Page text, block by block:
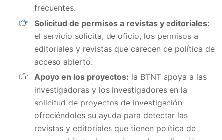
frecuentes.
Solicitud de permisos a revistas y editoriales:
el servicio solicita, de oficio, los permisos a
editoriales y revistas que carecen de política de
acceso abierto.
Apoyo en los proyectos: la BTNT apoya a las
investigadoras y los investigadores en la
solicitud de proyectos de investigación
ofreciéndoles su ayuda para detectar las
revistas y editoriales que tienen política de